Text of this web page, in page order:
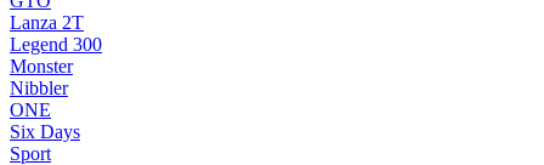
Lanza 2T
Legend 300
Monster
Nibbler
ONE
Six Days
Sport